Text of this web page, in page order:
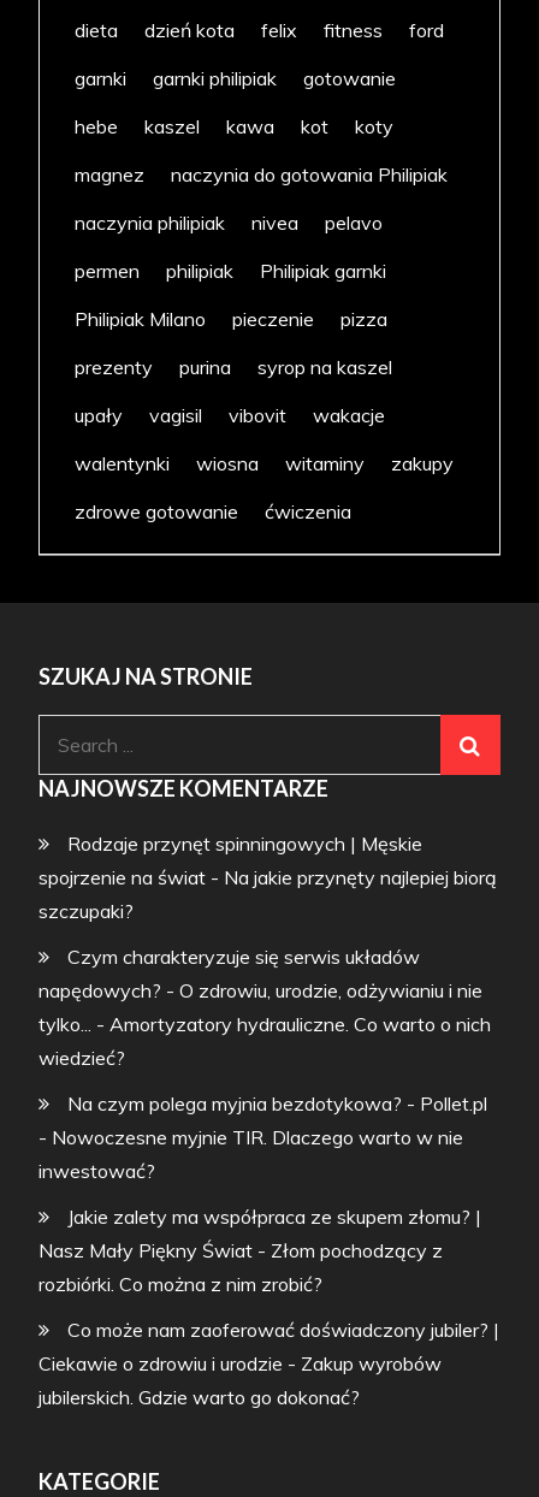
dieta
dzień kota felix fitness
ford
garnki
garnki philipiak
gotowanie
hebe
kaszel kawa kot
koty
magnez
naczynia do gotowania Philipiak
naczynia philipiak
nivea
pelavo
permen
philipiak
Philipiak garnki
Philipiak Milano
pieczenie
pizza
prezenty
purina
syrop na kaszel
upały
vagisil vibovit
wakacje
walentynki
wiosna witaminy
zakupy
zdrowe gotowanie
ćwiczenia
SZUKAJ NA STRONIE
NAJNOWSZE KOMENTARZE
Rodzaje przynęt spinningowych | Męskie
spojrzenie na świat - Na jakie przynęty najlepiej biorą
szczupaki?
Czym charakteryzuje się serwis układów
napędowych? - O zdrowiu, urodzie, odżywianiu i nie
tylko... -Amortyzatory hydrauliczne. Co warto o nich
wiedzieć?
Na czym polega myjnia bezdotykowa? - Pollet.pl
- Nowoczesne myjnie TIR. Dlaczego warto w nie
inwestować?
Jakie zalety ma współpraca ze skupem złomu? |
Nasz Mały Piękny Świat - Złom pochodzący z
rozbiórki. Co można z nim zrobić?
Co może nam zaoferować doświadczony jubiler? |
Ciekawie o zdrowiu i urodzie - Zakup wyrobów
jubilerskich. Gdzie warto go dokonać?
KATEGORIE